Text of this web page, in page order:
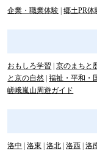
企業・職業体験 郷土PR体
おもしろ学習 京のまちと
と京の自然 福祉・平和・
嵯峨嵐山周遊ガイド
洛中 洛東 洛北 洛西 洛